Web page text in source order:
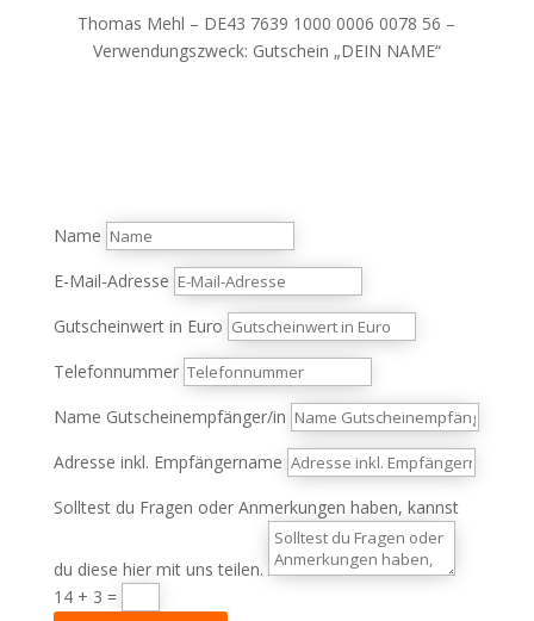
Thomas Mehl – DE43 7639 1000 0006 0078 56 –
Verwendungszweck: Gutschein „DEIN NAME“
Name
E-Mail-Adresse
Gutscheinwert in Euro
Telefonnummer
Name Gutscheinempfänger/in
Adresse inkl. Empfängername
Solltest du Fragen oder Anmerkungen haben, kannst
du diese hier mit uns teilen.
14 + 3 =